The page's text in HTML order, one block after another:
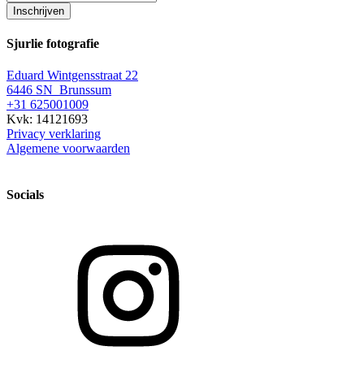
Inschrijven
Sjurlie fotografie
Eduard Wintgensstraat 22
6446 SN Brunssum
+31 625001009
Kvk: 14121693
Privacy verklaring
Algemene voorwaarden
Socials